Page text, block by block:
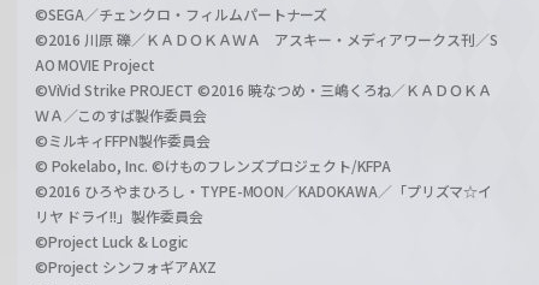
©SEGA／チェンクロ・フィルムパートナーズ
©2016 川原 礫／ＫＡＤＯＫＡＷＡ アスキー・メディアワークス刊／S
AO MOVIE Project
©ViVid Strike PROJECT ©2016 暁なつめ・三嶋くろね／ＫＡＤＯＫＡ
ＷＡ／このすば製作委員会
©ミルキィFFPN製作委員会
© Pokelabo, Inc. ©けものフレンズプロジェクト/KFPA
©2016 ひろやまひろし・TYPE-MOON／KADOKAWA／「プリズマ☆イ
リヤ ドライ!!」製作委員会
©Project Luck & Logic
©Project シンフォギアAXZ